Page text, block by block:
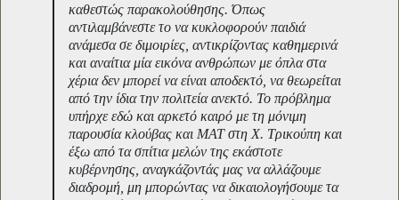
καθεστώς παρακολούθησης. Όπως
αντιλαμβάνεστε το να κυκλοφορούν παιδιά
ανάμεσα σε διμοιρίες, αντικρίζοντας καθημερινά
και αναίτια μία εικόνα ανθρώπων με όπλα στα
χέρια δεν μπορεί να είναι αποδεκτό, να θεωρείται
από την ίδια την πολιτεία ανεκτό. Το πρόβλημα
υπήρχε εδώ και αρκετό καιρό με τη μόνιμη
παρουσία κλούβας και ΜΑΤ στη Χ. Τρικούπη και
έξω από τα σπίτια μελών της εκάστοτε
κυβέρνησης, αναγκάζοντάς μας να αλλάζουμε
διαδρομή, μη μπορώντας να δικαιολογήσουμε τα